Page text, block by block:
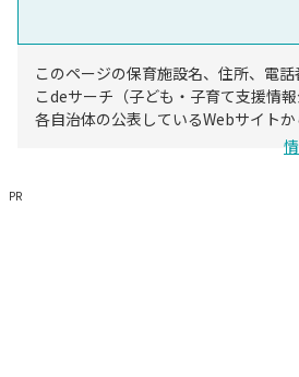
このページの保育施設名、住所、電
こdeサーチ（子ども・子育て支援情報
各自治体の公表しているWebサイトか
PR